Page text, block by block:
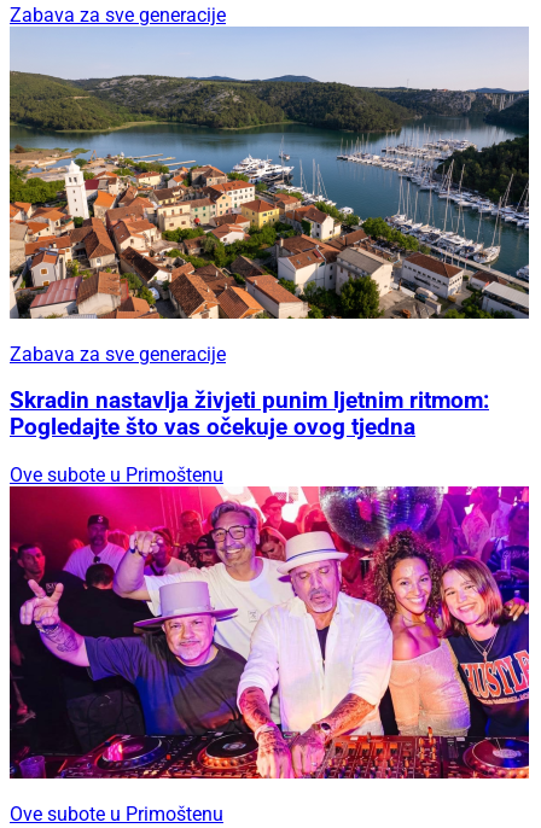
Zabava za sve generacije
Zabava za sve generacije
Skradin nastavlja živjeti punim ljetnim ritmom:
Pogledajte što vas očekuje ovog tjedna
Ove subote u Primoštenu
Ove subote u Primoštenu